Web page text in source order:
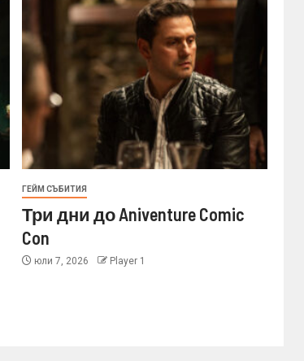
ГЕЙМ СЪБИТИЯ
Три дни до Aniventure Comic
Con
юли 7, 2026 Player 1